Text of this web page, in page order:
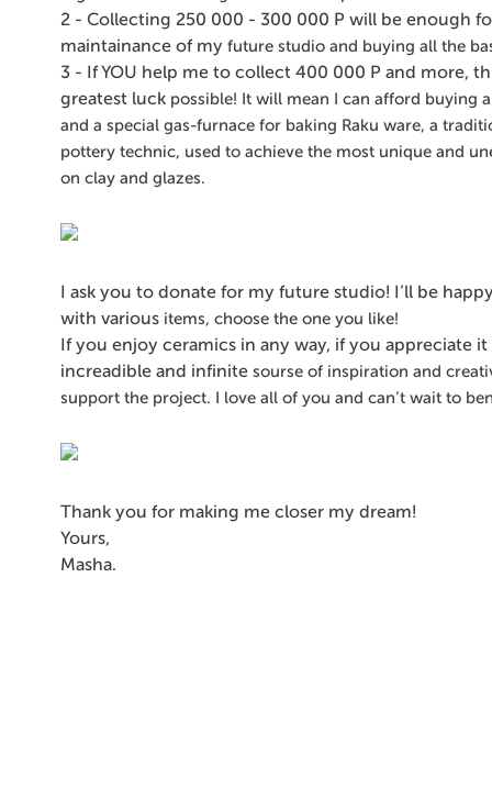
2 - Collecting 250 000 - 300 000 P will be enough
maintainance of my future studio and buying all the
3 - If YOU help me to collect 400 000 P and more,
greatest luck possible! It will mean I can afford buying
and a special gas-furnace for baking Raku ware, a
pottery technic, used to achieve the most unique and
on clay and glazes.
I ask you to donate for my future studio! I’ll be
with various items, choose the one you like!
If you enjoy ceramics in any way, if you appreciate it
increadible and infinite sourse of inspiration and
support the project. I love all of you and can’t wait to
Thank you for making me closer my dream!
Yours,
Masha.